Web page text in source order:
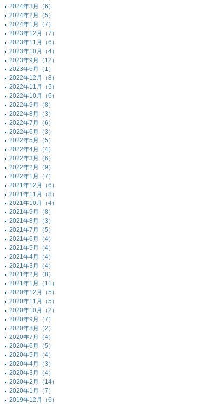
2024年3月（6）
2024年2月（5）
2024年1月（7）
2023年12月（7）
2023年11月（6）
2023年10月（4）
2023年9月（12）
2023年6月（1）
2022年12月（8）
2022年11月（5）
2022年10月（6）
2022年9月（8）
2022年8月（3）
2022年7月（6）
2022年6月（3）
2022年5月（5）
2022年4月（4）
2022年3月（6）
2022年2月（9）
2022年1月（7）
2021年12月（6）
2021年11月（8）
2021年10月（4）
2021年9月（8）
2021年8月（3）
2021年7月（5）
2021年6月（4）
2021年5月（4）
2021年4月（4）
2021年3月（4）
2021年2月（8）
2021年1月（11）
2020年12月（5）
2020年11月（5）
2020年10月（2）
2020年9月（7）
2020年8月（2）
2020年7月（4）
2020年6月（5）
2020年5月（4）
2020年4月（3）
2020年3月（4）
2020年2月（14）
2020年1月（7）
2019年12月（6）